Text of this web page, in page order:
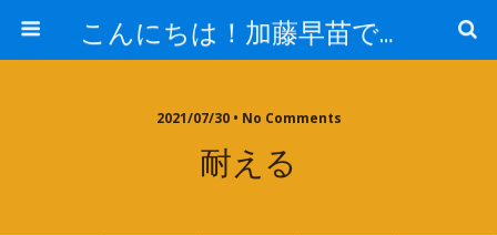
こんにちは！加藤早苗です。
2021/07/30 • No Comments
耐える